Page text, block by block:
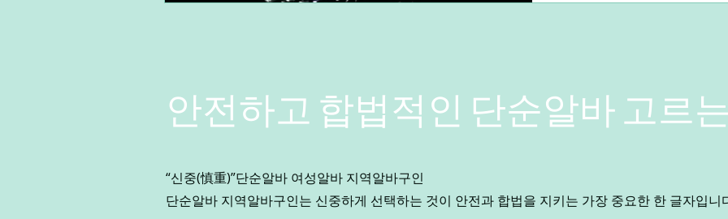
수행한다. 또한 분위기를 살
노래를 부르며 분위기를 띄
는 기본적으로 사교적
안전하고 합법적인 단순알바 고르
“신중(慎重)”단순알바 여성알바 지역알바구인
단순알바 지역알바구인는 신중하게 선택하는 것이 안전과 합법을 지키는 가장 중요한 한 글자입니